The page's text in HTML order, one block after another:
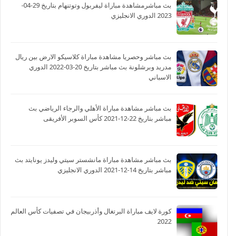
بث مباشرمشاهدة مباراة ليفربول وتوتنهام بتاريخ 29-04-
2023 الدوري الانجليزي
بث مباشر وحصريا مشاهدة مباراة كلاسيكو الارض بين ريال
مدريد وبرشلونة بث مباشر بتاريخ 20-03-2022 الدوري
الاسباني
بث مباشر مشاهدة مباراة الأهلي والرجاء الرياضي بث
مباشر بتاريخ 22-12-2021 كأس السوبر الأفريقى
بث مباشر مشاهدة مباراة مانشستر سيتي وليدز يونايتد بث
مباشر بتاريخ 14-12-2021 الدوري الانجليزي
كورة لايف مباراة البرتغال وأذربيجان في تصفيات كأس العالم
2022